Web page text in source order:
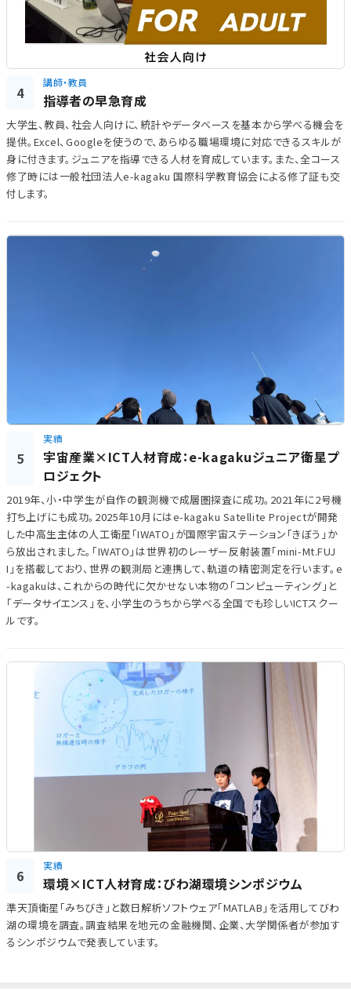
4
講師・教員
指導者の早急育成
大学生、教員、社会人向けに、統計やデータベースを基本から学べる機会を
提供。Excel、Googleを使うので、あらゆる職場環境に対応できるスキルが
身に付きます。ジュニアを指導できる人材を育成しています。また、全コース
修了時には一般社団法人e-kagaku 国際科学教育協会による修了証も交
付します。
5
実績
宇宙産業×ICT人材育成：e-kagakuジュニア衛星プ
ロジェクト
2019年、小・中学生が自作の観測機で成層圏探査に成功。2021年に2号機
打ち上げにも成功。2025年10月にはe-kagaku Satellite Projectが開発
した中高生主体の人工衛星「IWATO」が国際宇宙ステーション「きぼう」か
ら放出されました。「IWATO」は世界初のレーザー反射装置「mini-Mt.FUJ
I」を搭載しており、世界の観測局と連携して、軌道の精密測定を行います。e
-kagakuは、これからの時代に欠かせない本物の「コンピューティング」と
「データサイエンス」を、小学生のうちから学べる全国でも珍しいICTスクー
ルです。
6
実績
環境×ICT人材育成：びわ湖環境シンポジウム
準天頂衛星「みちびき」と数日解析ソフトウェア「MATLAB」を活用してびわ
湖の環境を調査。調査結果を地元の金融機関、企業、大学関係者が参加す
るシンポジウムで発表しています。